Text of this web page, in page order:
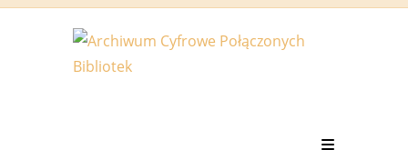
Koniec